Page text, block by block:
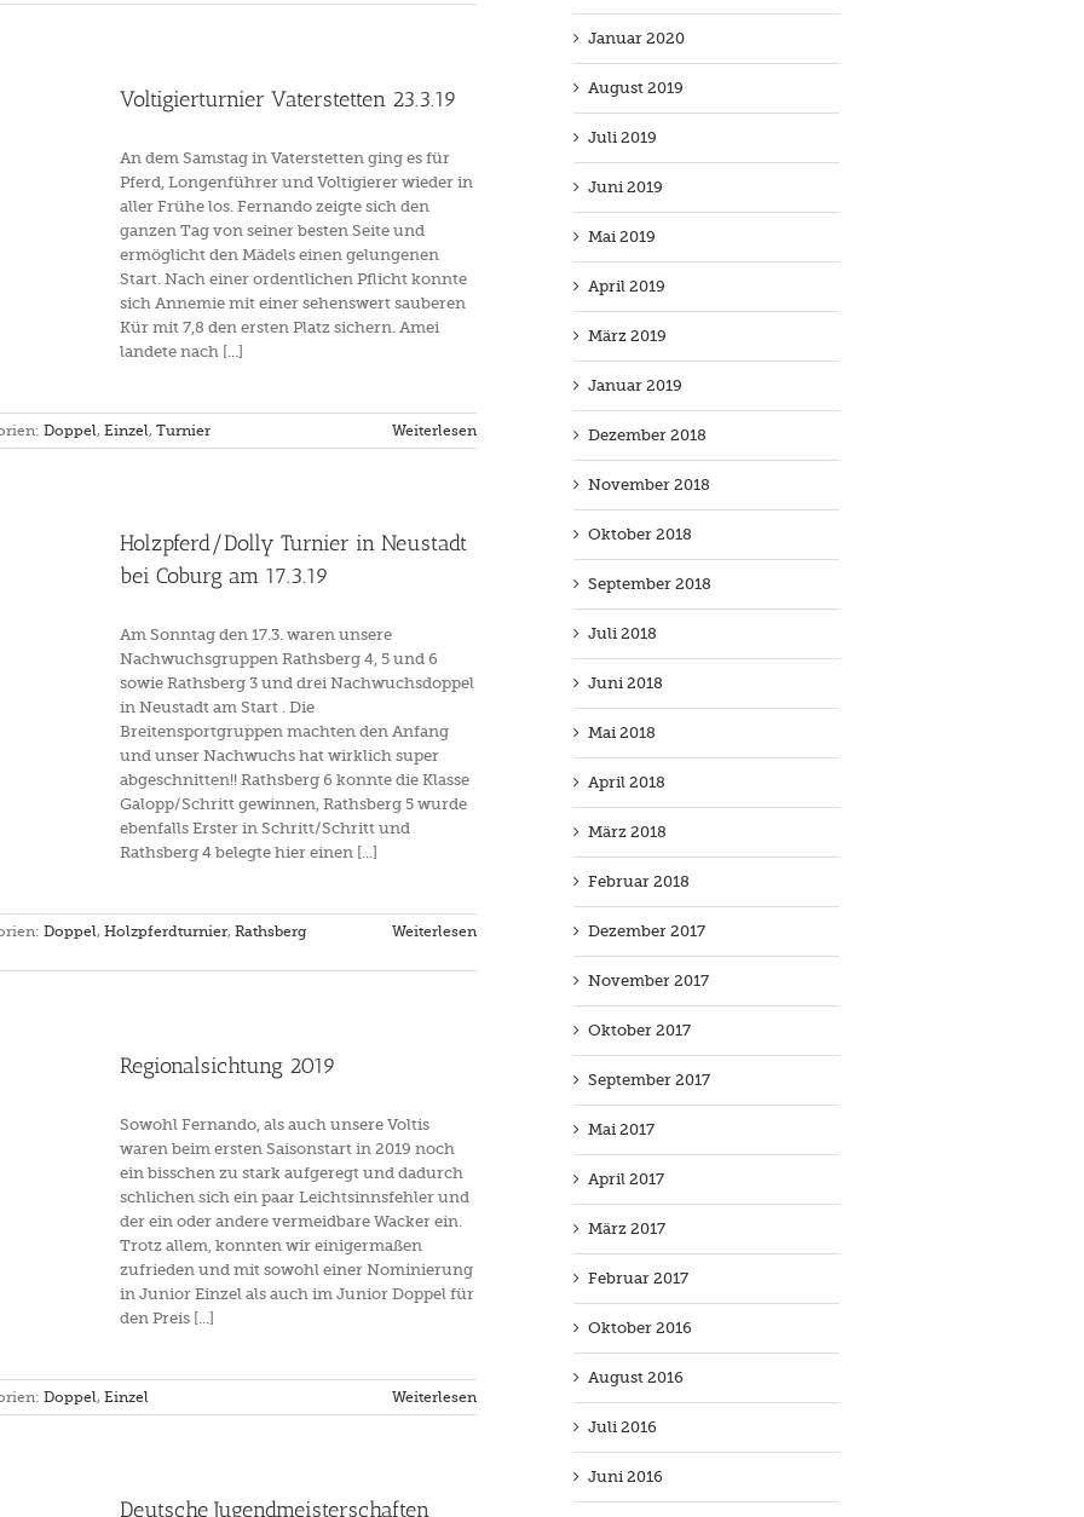
Voltigierturnier Vaterstetten 23.3.19
An dem Samstag in Vaterstetten ging es für
Pferd, Longenführer und Voltigierer wieder in
aller Frühe los. Fernando zeigte sich den
ganzen Tag von seiner besten Seite und
ermöglicht den Mädels einen gelungenen
Start. Nach einer ordentlichen Pflicht konnte
sich Annemie mit einer sehenswert sauberen
Kür mit 7,8 den ersten Platz sichern. Amei
landete nach [...]
Doppel, Einzel, Turnier Weiterlesen
Holzpferd/Dolly Turnier in Neustadt
bei Coburg am 17.3.19
Am Sonntag den 17.3. waren unsere
Nachwuchsgruppen Rathsberg 4, 5 und 6
sowie Rathsberg 3 und drei Nachwuchsdoppel
in Neustadt am Start . Die
Breitensportgruppen machten den Anfang
und unser Nachwuchs hat wirklich super
abgeschnitten!! Rathsberg 6 konnte die Klasse
Galopp/Schritt gewinnen, Rathsberg 5 wurde
ebenfalls Erster in Schritt/Schritt und
Rathsberg 4 belegte hier einen [...]
Doppel, Holzpferdturnier, Rathsberg
Weiterlesen
Regionalsichtung 2019
Sowohl Fernando, als auch unsere Voltis
waren beim ersten Saisonstart in 2019 noch
ein bisschen zu stark aufgeregt und dadurch
schlichen sich ein paar Leichtsinnsfehler und
der ein oder andere vermeidbare Wacker ein.
Trotz allem, konnten wir einigermaßen
zufrieden und mit sowohl einer Nominierung
in Junior Einzel als auch im Junior Doppel für
den Preis [...]
Doppel, Einzel Weiterlesen
Deutsche Jugendmeisterschaften
Januar 2020
August 2019
Juli 2019
Juni 2019
Mai 2019
April 2019
März 2019
Januar 2019
Dezember 2018
November 2018
Oktober 2018
September 2018
Juli 2018
Juni 2018
Mai 2018
April 2018
März 2018
Februar 2018
Dezember 2017
November 2017
Oktober 2017
September 2017
Mai 2017
April 2017
März 2017
Februar 2017
Oktober 2016
August 2016
Juli 2016
Juni 2016